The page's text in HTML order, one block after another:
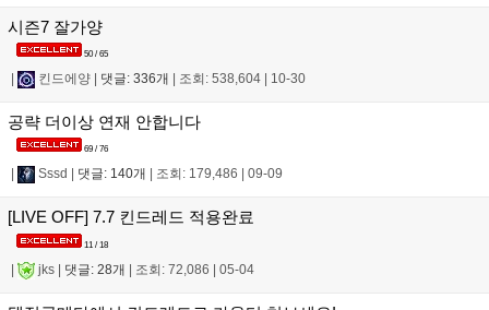
시즌7 잘가양
50 / 65
킨드에양 댓글: 336개 조회: 538,604 10-30
공략 더이상 연재 안합니다
69 / 76
Sssd 댓글: 140개 조회: 179,486 09-09
[LIVE OFF] 7.7 킨드레드 적용완료
11 / 18
| jks | 댓글: 28개 | 조회: 72,086 | 05-04